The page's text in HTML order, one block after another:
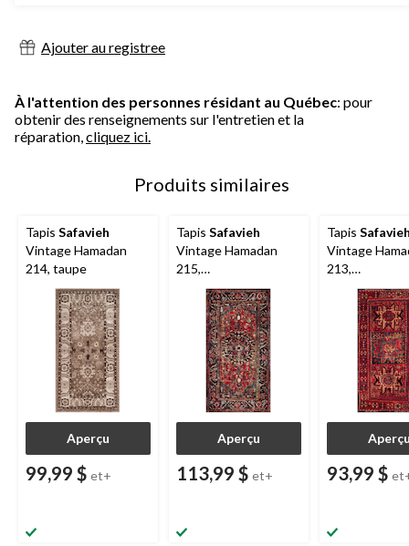
Ajouter au registree
À l'attention des personnes résidant au Québec: pour
obtenir des renseignements sur l'entretien et la
réparation,cliquez ici.
Produits similaires
Tapis Safavieh
Vintage Hamadan
214, taupe
Aperçu
99,99 $ et+
Tapis Safavieh
Vintage Hamadan
215,
rouge/multicolore
Aperçu
113,99 $ et+
Tapis
Vintage
213,
rouge/
93,99 $